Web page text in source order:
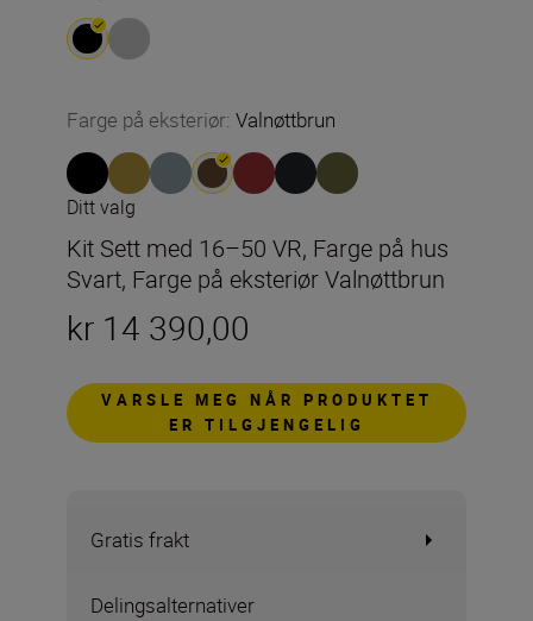
Farge på eksteriør: Valnøttbrun
Ditt valg
Kit Sett med 16–50 VR, Farge på hus
Svart, Farge på eksteriør Valnøttbrun
kr 14 390,00
VARSLE MEG NÅR PRODUKTET
ER TILGJENGELIG
Gratis frakt
Delingsalternativer